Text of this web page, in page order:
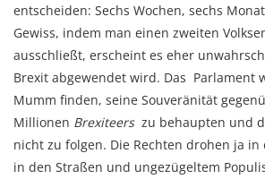
entscheiden: Sechs Wochen, sechs
Gewiss, indem man einen zweiten
ausschließt, erscheint es eher
Brexit abgewendet wird. Das Parlament
Mumm finden, seine Souveränität
Millionen Brexiteerszu behaupten und
nicht zu folgen. Die Rechten drohen ja in
in den Straßen und ungezügeltem